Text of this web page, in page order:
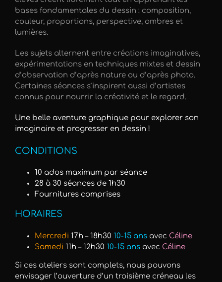
bases fondamentales du dessin : composition,
couleur, proportions, perspective, ombres et
lumières.
Les sujets alternent entre créations imaginatives,
expérimentations en techniques mixtes et dessin
d’observation d’après nature ou d’après photo.
Certaines séances s’inspirent aussi d’artistes
connus pour nourrir la créativité et le regard.
Une belle aventure graphique pour explorer son
imaginaire et progresser en dessin !
CONDITIONS
10 ados maximum par séance
28 à 30 séances de 1h30
Fournitures comprises
HORAIRES
Mercredi 17h – 18h30 10-15 ans avec Céline
Samedi 11h – 12h30 10-15 ans avec Céline
Si ces ateliers sont complets, nous pouvons
envisager l’ouverture d’un troisième créneau les